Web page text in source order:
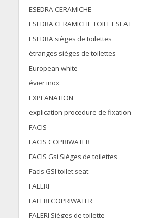
ESEDRA CERAMICHE
ESEDRA CERAMICHE TOILET SEAT
ESEDRA sièges de toilettes
étranges sièges de toilettes
European white
évier inox
EXPLANATION
explication procedure de fixation
FACIS
FACIS COPRIWATER
FACIS Gsi Sièges de toilettes
Facis GSI toilet seat
FALERI
FALERI COPRIWATER
FALERI Sièges de toilette